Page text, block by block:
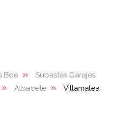
Boe
Subastas Garajes
Albacete Villamalea